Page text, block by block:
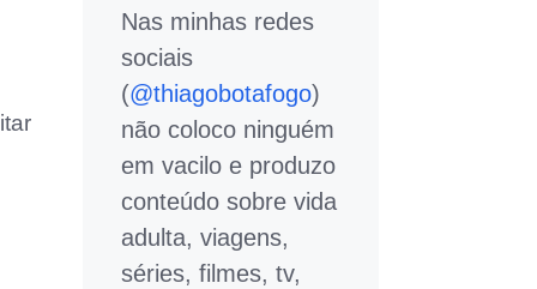
Nas minhas redes
sociais
(@thiagobotafogo)
não coloco ninguém
em vacilo e produzo
conteúdo sobre vida
adulta, viagens,
séries, filmes, tv,